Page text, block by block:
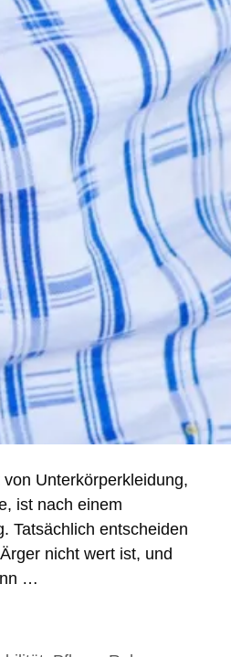
Unterkörperkleidung,
ist nach einem
Tatsächlich entscheiden
nicht wert ist, und
…